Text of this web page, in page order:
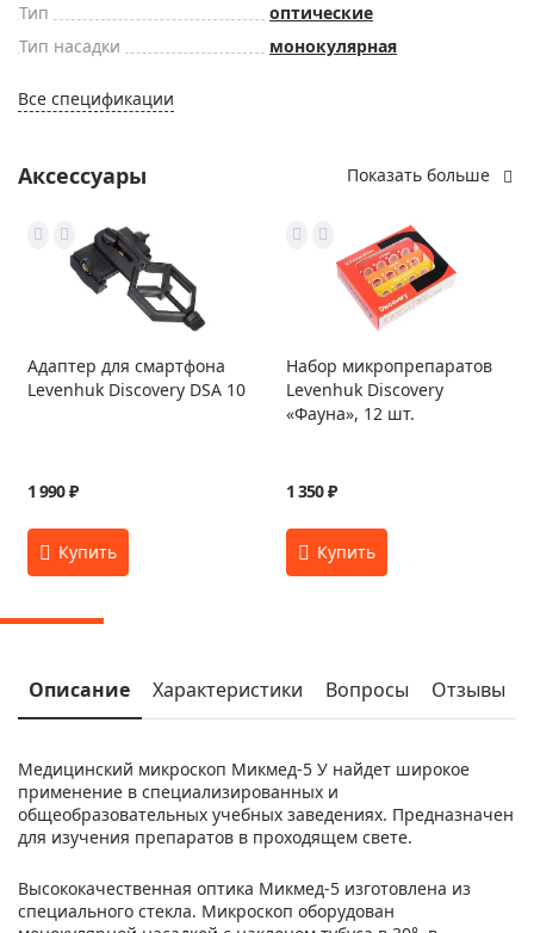
Тип
оптические
Тип насадки
монокулярная
Все спецификации
Аксессуары Показать больше
Адаптер для смартфона
Levenhuk Discovery DSA 10
1 990 ₽
Набор микропрепаратов
Levenhuk Discovery
«Фауна», 12 шт.
1 350 ₽
Описание Характеристики Вопросы Отзывы
Медицинский микроскоп Микмед-5 У найдет широкое
применение в специализированных и
общеобразовательных учебных заведениях. Предназначен
для изучения препаратов в проходящем свете.
Высококачественная оптика Микмед-5 изготовлена из
специального стекла. Микроскоп оборудован